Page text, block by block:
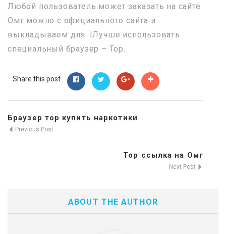
Любой пользователь может заказать на сайте
Омг можно с официального сайта и
выкладываем для. |Лучше использовать
специальный браузер – Тор.
Share this post
Браузер тор купить наркотики
Previous Post
Тор ссылка на Омг
Next Post
ABOUT THE AUTHOR